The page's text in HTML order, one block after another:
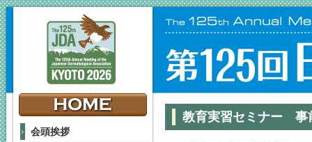
教育実習セミナー 事
会頭挨拶